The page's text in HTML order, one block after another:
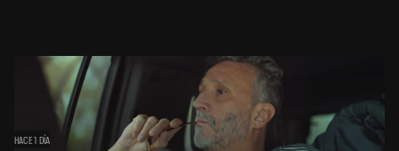
HACE 1 DÍA